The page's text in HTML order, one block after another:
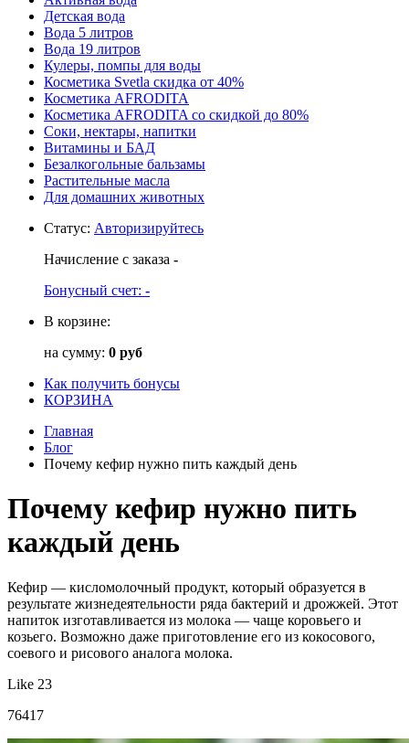
Детская вода
Вода 5 литров
Вода 19 литров
Кулеры, помпы для воды
Косметика Svetla скидка от 40%
Косметика AFRODITA
Косметика AFRODITA со скидкой до 80%
Соки, нектары, напитки
Витамины и БАД
Безалкогольные бальзамы
Растительные масла
Для домашних животных
Статус: Авторизируйтесь
Начисление с заказа -
Бонусный счет: -
В корзине:
на сумму: 0 руб
Как получить бонусы
КОРЗИНА
Главная
Блог
Почему кефир нужно пить каждый день
Почему кефир нужно пить
каждый день
Кефир — кисломолочный продукт, который образуется в
результате жизнедеятельности ряда бактерий и дрожжей. Этот
напиток изготавливается из молока — чаще коровьего и
козьего. Возможно даже приготовление его из кокосового,
соевого и рисового аналога молока.
Like 23
76417